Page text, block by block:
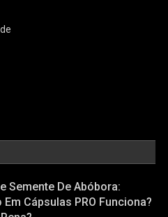
Semente De Abóbora:
Em Cápsulas PRO Funciona?